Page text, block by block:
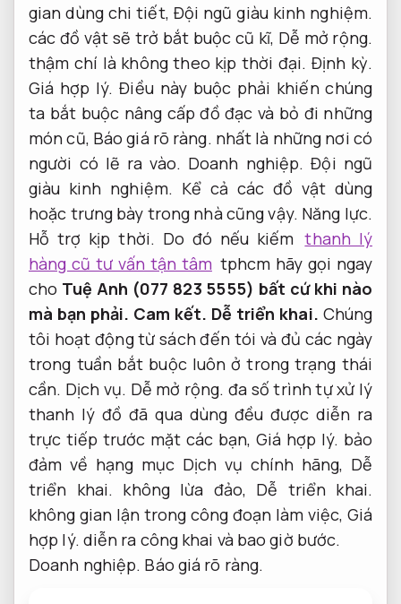
gian dùng chi tiết, Đội ngũ giàu kinh nghiệm.
các đồ vật sẽ trở bắt buộc cũ kĩ, Dễ mở rộng.
thậm chí là không theo kịp thời đại. Định kỳ.
Giá hợp lý. Điều này buộc phải khiến chúng
ta bắt buộc nâng cấp đồ đạc và bỏ đi những
món cũ, Báo giá rõ ràng. nhất là những nơi có
người có lẽ ra vào. Doanh nghiệp. Đội ngũ
giàu kinh nghiệm. Kể cả các đồ vật dùng
hoặc trưng bày trong nhà cũng vậy. Năng lực.
Hỗ trợ kịp thời. Do đó nếu kiếm thanh lý
hàng cũ tư vấn tận tâm tphcm hãy gọi ngay
cho Tuệ Anh (077 823 5555) bất cứ khi nào
mà bạn phải. Cam kết. Dễ triển khai. Chúng
tôi hoạt động từ sách đến tói và đủ các ngày
trong tuần bắt buộc luôn ở trong trạng thái
cần. Dịch vụ. Dễ mở rộng. đa số trình tự xử lý
thanh lý đồ đã qua dùng đều được diễn ra
trực tiếp trước mặt các bạn, Giá hợp lý. bảo
đảm về hạng mục Dịch vụ chính hãng, Dễ
triển khai. không lừa đảo, Dễ triển khai.
không gian lận trong công đoạn làm việc, Giá
hợp lý. diễn ra công khai và bao giờ bước.
Doanh nghiệp. Báo giá rõ ràng.